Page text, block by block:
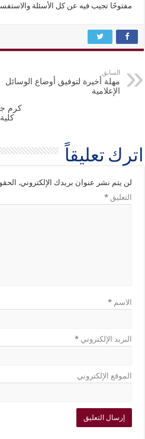
مفتوحًا تجيب فيه عن كل الأسئلة
السابق
مهلة أخيرة لتوفيق أوضاع الوسائل
الإعلامية
كرم
اترك تعليقاً
لن يتم نشر عنوان بريدك الإلكتروني.
التعليق*
الاسم*
البريد الإلكتروني*
الموقع الإلكتروني